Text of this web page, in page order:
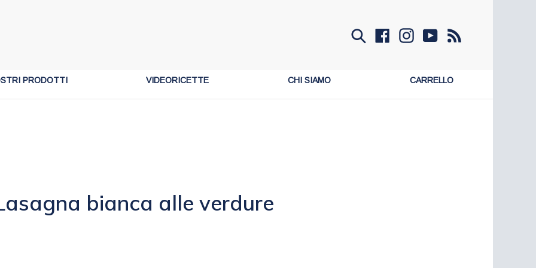
Invia Facebook
Instagram
YouTube
PRODOTTI VIDEORICETTE CHI SIAMO CARRELLO
bianca alle verdure